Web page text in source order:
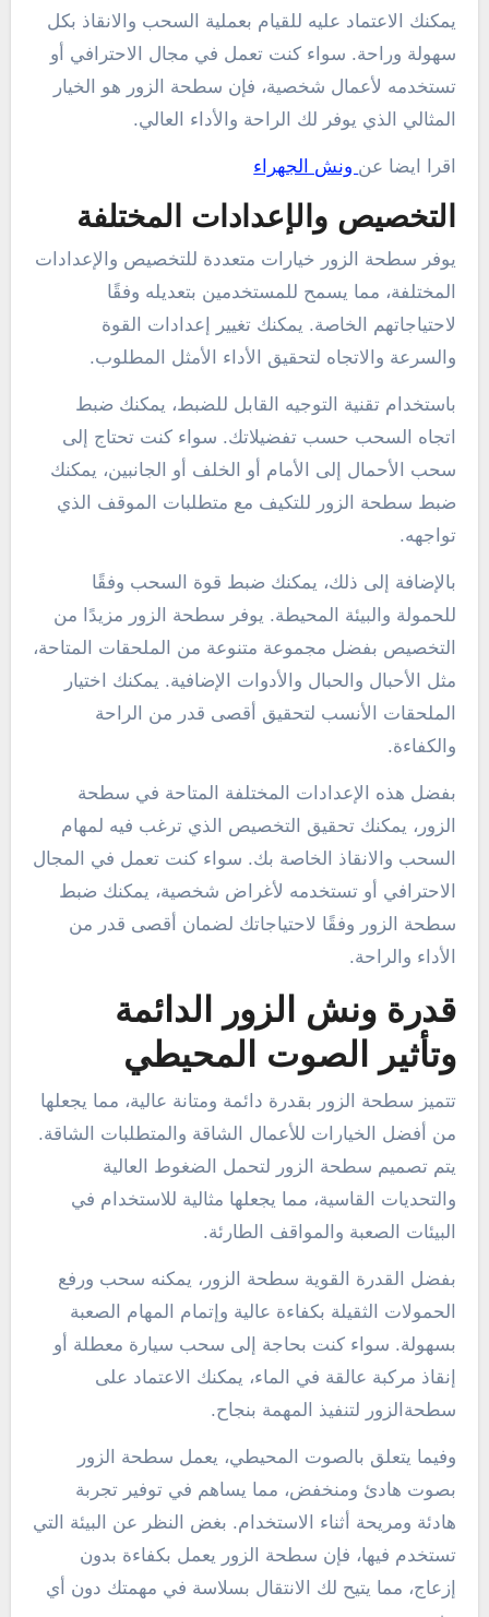
يمكنك الاعتماد عليه للقيام بعملية السحب والانقاذ بكل
سهولة وراحة. سواء كنت تعمل في مجال الاحترافي أو
تستخدمه لأعمال شخصية، فإن سطحة الزور هو الخيار
المثالي الذي يوفر لك الراحة والأداء العالي.
اقرا ايضا عن ونش الجهراء
التخصيص والإعدادات المختلفة
يوفر سطحة الزور خيارات متعددة للتخصيص والإعدادات
المختلفة، مما يسمح للمستخدمين بتعديله وفقًا
لاحتياجاتهم الخاصة. يمكنك تغيير إعدادات القوة
والسرعة والاتجاه لتحقيق الأداء الأمثل المطلوب.
باستخدام تقنية التوجيه القابل للضبط، يمكنك ضبط
اتجاه السحب حسب تفضيلاتك. سواء كنت تحتاج إلى
سحب الأحمال إلى الأمام أو الخلف أو الجانبين، يمكنك
ضبط سطحة الزور للتكيف مع متطلبات الموقف الذي
تواجهه.
بالإضافة إلى ذلك، يمكنك ضبط قوة السحب وفقًا
للحمولة والبيئة المحيطة. يوفر سطحة الزور مزيدًا من
التخصيص بفضل مجموعة متنوعة من الملحقات المتاحة،
مثل الأحبال والحبال والأدوات الإضافية. يمكنك اختيار
الملحقات الأنسب لتحقيق أقصى قدر من الراحة
والكفاءة.
بفضل هذه الإعدادات المختلفة المتاحة في سطحة
الزور، يمكنك تحقيق التخصيص الذي ترغب فيه لمهام
السحب والانقاذ الخاصة بك. سواء كنت تعمل في المجال
الاحترافي أو تستخدمه لأغراض شخصية، يمكنك ضبط
سطحة الزور وفقًا لاحتياجاتك لضمان أقصى قدر من
الأداء والراحة.
قدرة ونش الزور الدائمة
وتأثير الصوت المحيطي
تتميز سطحة الزور بقدرة دائمة ومتانة عالية، مما يجعلها
من أفضل الخيارات للأعمال الشاقة والمتطلبات الشاقة.
يتم تصميم سطحة الزور لتحمل الضغوط العالية
والتحديات القاسية، مما يجعلها مثالية للاستخدام في
البيئات الصعبة والمواقف الطارئة.
بفضل القدرة القوية سطحة الزور، يمكنه سحب ورفع
الحمولات الثقيلة بكفاءة عالية وإتمام المهام الصعبة
بسهولة. سواء كنت بحاجة إلى سحب سيارة معطلة أو
إنقاذ مركبة عالقة في الماء، يمكنك الاعتماد على
سطحةالزور لتنفيذ المهمة بنجاح.
وفيما يتعلق بالصوت المحيطي، يعمل سطحة الزور
بصوت هادئ ومنخفض، مما يساهم في توفير تجربة
هادئة ومريحة أثناء الاستخدام. بغض النظر عن البيئة التي
تستخدم فيها، فإن سطحة الزور يعمل بكفاءة بدون
إزعاج، مما يتيح لك الانتقال بسلاسة في مهمتك دون أي